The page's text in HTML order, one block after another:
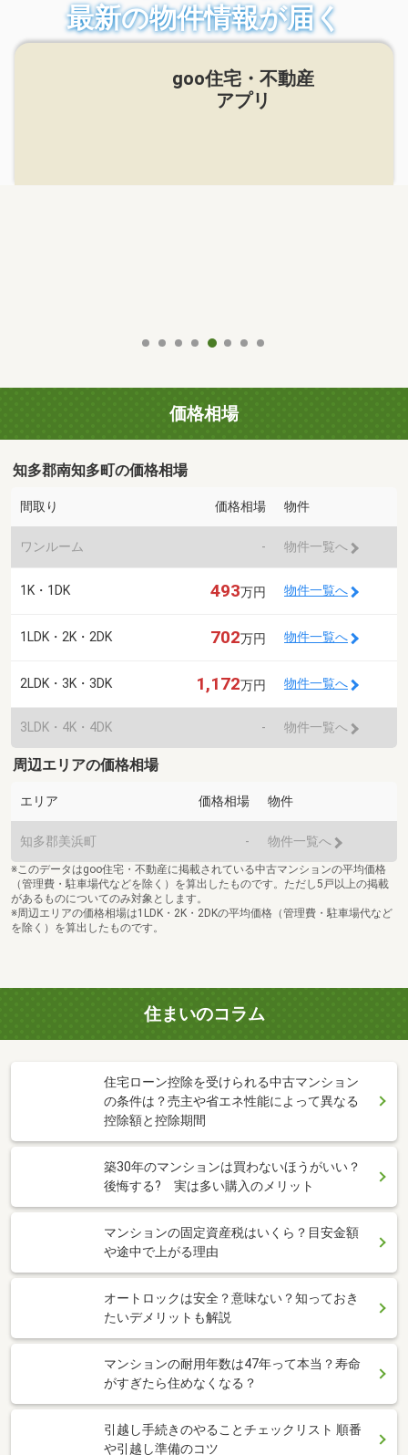
最新の物件情報が届く
goo住宅・不動産
アプリ
価格相場
知多郡南知多町の価格相場
間取り 価格相場 物件
ワンルーム - 物件一覧へ
1K・1DK 493万円 物件一覧へ
1LDK・2K・2DK 702万円 物件一覧へ
2LDK・3K・3DK 1,172万円 物件一覧へ
3LDK・4K・4DK - 物件一覧へ
周辺エリアの価格相場
エリア 価格相場 物件
知多郡美浜町 - 物件一覧へ
※このデータはgoo住宅・不動産に掲載されている中古マンションの平均価格
（管理費・駐車場代などを除く）を算出したものです。ただし5戸以上の掲載
があるものについてのみ対象とします。
※周辺エリアの価格相場は1LDK・2K・2DKの平均価格（管理費・駐車場代など
を除く）を算出したものです。
住まいのコラム
住宅ローン控除を受けられる中古マンション
の条件は？売主や省エネ性能によって異なる
控除額と控除期間
築30年のマンションは買わないほうがいい？
後悔する? 実は多い購入のメリット
マンションの固定資産税はいくら？目安金額
や途中で上がる理由
オートロックは安全？意味ない？知っておき
たいデメリットも解説
マンションの耐用年数は47年って本当？寿命
がすぎたら住めなくなる？
引越し手続きのやることチェックリスト 順番
や引越し準備のコツ